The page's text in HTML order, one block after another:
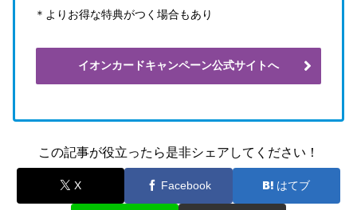
＊よりお得な特典がつく場合もあり
イオンカードキャンペーン公式サイトへ
この記事が役立ったら是非シェアしてください！
X Facebook はてブ